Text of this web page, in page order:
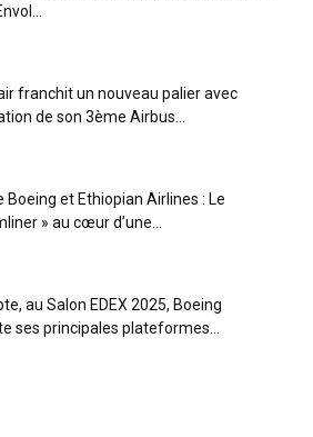
franchit un nouveau palier avec
de son 3ème Airbus...
Boeing et Ethiopian Airlines : Le
» au cœur d’une...
au Salon EDEX 2025, Boeing
ses principales plateformes...